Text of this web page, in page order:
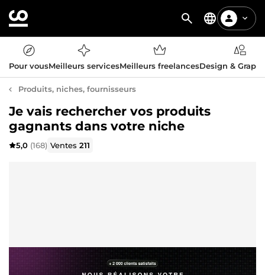
Pour vousMeilleurs servicesMeilleurs freelancesDesign &
Produits, niches, fournisseurs
Je vais rechercher vos produits
gagnants dans votre niche
5,0 (168) Ventes211